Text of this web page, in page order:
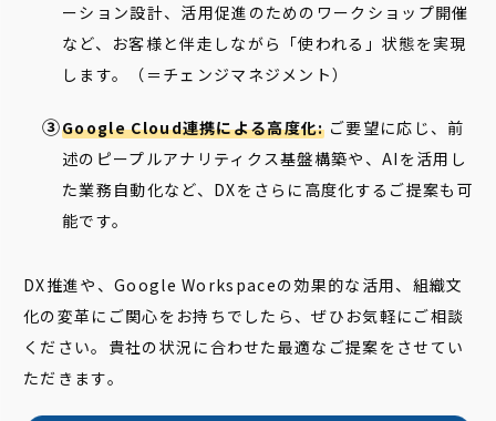
ーション設計、活用促進のためのワークショップ開催
など、お客様と伴走しながら「使われる」状態を実現
します。（＝チェンジマネジメント）
Google Cloud連携による高度化:ご要望に応じ、前
述のピープルアナリティクス基盤構築や、AIを活用し
た業務自動化など、DXをさらに高度化するご提案も可
能です。
DX推進や、Google Workspaceの効果的な活用、組織文
化の変革にご関心をお持ちでしたら、ぜひお気軽にご相談
ください。貴社の状況に合わせた最適なご提案をさせてい
ただきます。